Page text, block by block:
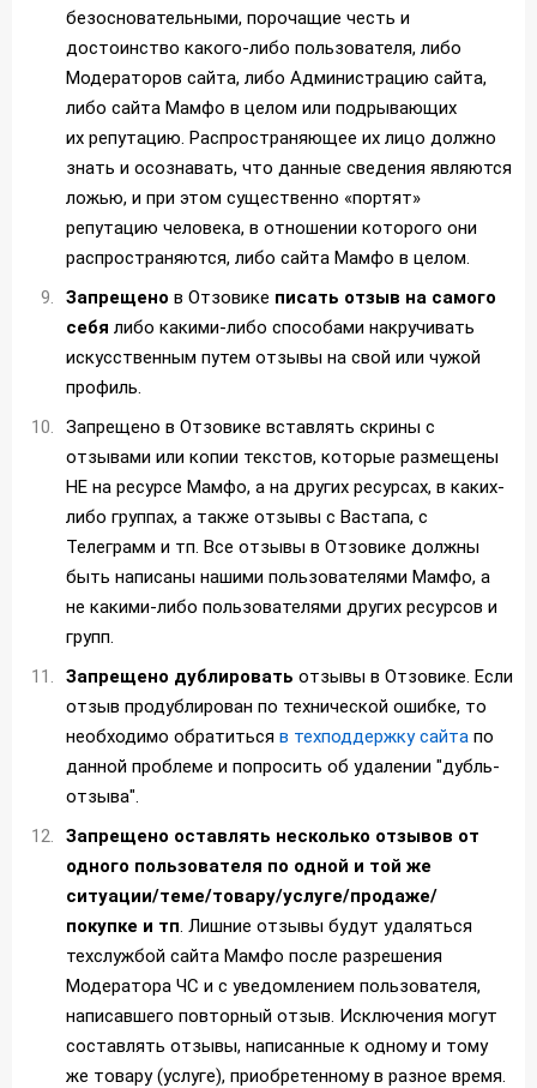
безосновательными, порочащие честь и
достоинство какого-либо пользователя, либо
Модераторов сайта, либо Администрацию сайта,
либо сайта Мамфо в целом или подрывающих
их репутацию. Распространяющее их лицо должно
знать и осознавать, что данные сведения являются
ложью, и при этом существенно «портят»
репутацию человека, в отношении которого они
распространяются, либо сайта Мамфо в целом.
Запрещено в Отзовике писать отзыв на самого
себя либо какими-либо способами накручивать
искусственным путем отзывы на свой или чужой
профиль.
Запрещено в Отзовике вставлять скрины с
отзывами или копии текстов, которые размещены
НЕ на ресурсе Мамфо, а на других ресурсах, в каких-
либо группах, а также отзывы с Вастапа, с
Телеграмм и тп. Все отзывы в Отзовике должны
быть написаны нашими пользователями Мамфо, а
не какими-либо пользователями других ресурсов и
групп.
Запрещено дублировать отзывы в Отзовике. Если
отзыв продублирован по технической ошибке, то
необходимо обратиться в техподдержку сайта по
данной проблеме и попросить об удалении "дубль-
отзыва".
Запрещено оставлять несколько отзывов от
одного пользователя по одной и той же
ситуации/теме/товару/услуге/продаже/
покупке и тп. Лишние отзывы будут удаляться
техслужбой сайта Мамфо после разрешения
Модератора ЧС и с уведомлением пользователя,
написавшего повторный отзыв. Исключения могут
составлять отзывы, написанные к одному и тому
же товару (услуге), приобретенному в разное время.